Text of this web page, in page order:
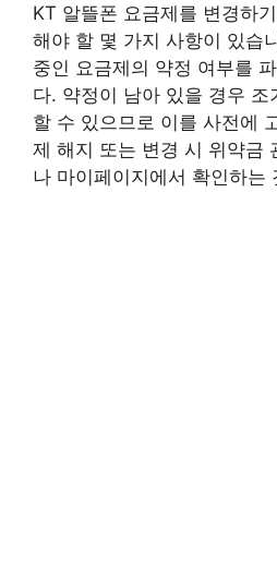
KT 알뜰폰 요금제를 변경하
해야 할 몇 가지 사항이 있습
중인 요금제의 약정 여부를
다. 약정이 남아 있을 경우 조
할 수 있으므로 이를 사전에
제 해지 또는 변경 시 위약금
나 마이페이지에서 확인하는